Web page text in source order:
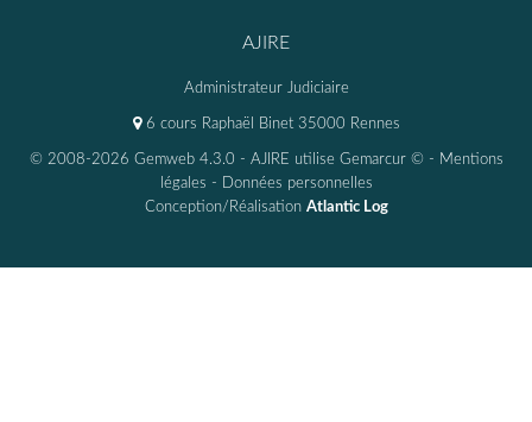
AJIRE
Administrateur Judiciaire
6 cours Raphaël Binet 35000 Rennes
© 2008-2026 Gemweb 4.3.0 - AJIRE utilise Gemarcur © - Mentions
légales - Données personnelles
Conception/Réalisation Atlantic Log